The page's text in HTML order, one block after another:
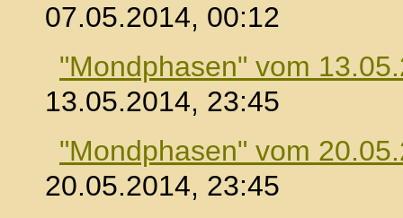
07.05.2014, 00:12
"Mondphasen" vom
13.05.2014, 23:45
"Mondphasen" vom
20.05.2014, 23:45